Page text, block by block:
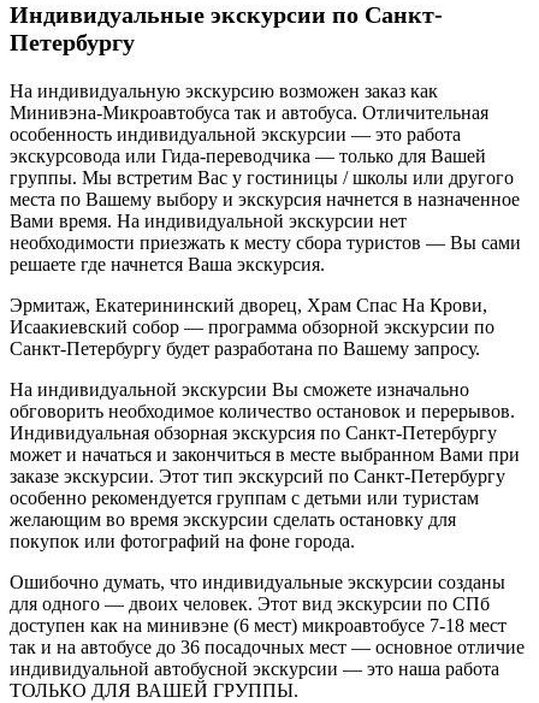
Индивидуальные экскурсии по Санкт-
Петербургу
На индивидуальную экскурсию возможен заказ как
Минивэна-Микроавтобуса так и автобуса. Отличительная
особенность индивидуальной экскурсии — это работа
экскурсовода или Гида-переводчика — только для Вашей
группы. Мы встретим Вас у гостиницы / школы или другого
места по Вашему выбору и экскурсия начнется в назначенное
Вами время. На индивидуальной экскурсии нет
необходимости приезжать к месту сбора туристов — Вы сами
решаете где начнется Ваша экскурсия.
Эрмитаж, Екатерининский дворец, Храм Спас На Крови,
Исаакиевский собор — программа обзорной экскурсии по
Санкт-Петербургу будет разработана по Вашему запросу.
На индивидуальной экскурсии Вы сможете изначально
обговорить необходимое количество остановок и перерывов.
Индивидуальная обзорная экскурсия по Санкт-Петербургу
может и начаться и закончиться в месте выбранном Вами при
заказе экскурсии. Этот тип экскурсий по Санкт-Петербургу
особенно рекомендуется группам с детьми или туристам
желающим во время экскурсии сделать остановку для
покупок или фотографий на фоне города.
Ошибочно думать, что индивидуальные экскурсии созданы
для одного — двоих человек. Этот вид экскурсии по СПб
доступен как на минивэне (6 мест) микроавтобусе 7-18 мест
так и на автобусе до 36 посадочных мест — основное отличие
индивидуальной автобусной экскурсии — это наша работа
ТОЛЬКО ДЛЯ ВАШЕЙ ГРУППЫ.